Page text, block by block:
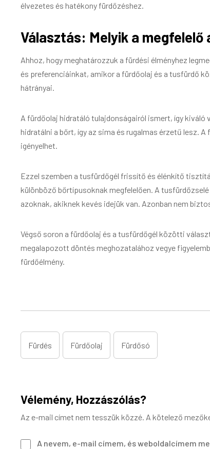
élvezetes és hatékony fürdőzéshez.
Választás: Melyik a megfelelő
Ahhoz, hogy meghatározzuk a fürdési élményhez
és preferenciáinkat, amikor a fürdőolaj és a tusfürdő
hátrányai.
A fürdőolaj hidratáló tulajdonságairól ismert, így kiváló
hidratálni a bőrt, így az sima és rugalmas érzetű lesz.
igényelhet.
Ezzel szemben a tusfürdőgél frissítő és élénkítő
különböző bőrtípusoknak megfelelően. A
azoknak, akiknek kevés idejük van. Azonban nem
Végső soron a fürdőolaj és a tusfürdőgél közötti
megalapozott döntés meghozatalához vegye
fürdőélmény.
Fürdés Fürdőolaj Fürdősó
Vélemény, Hozzászólás?
Az e-mail címet nem tesszük közzé. A kötelező
A nevem, e-mail címem, és weboldalcímem